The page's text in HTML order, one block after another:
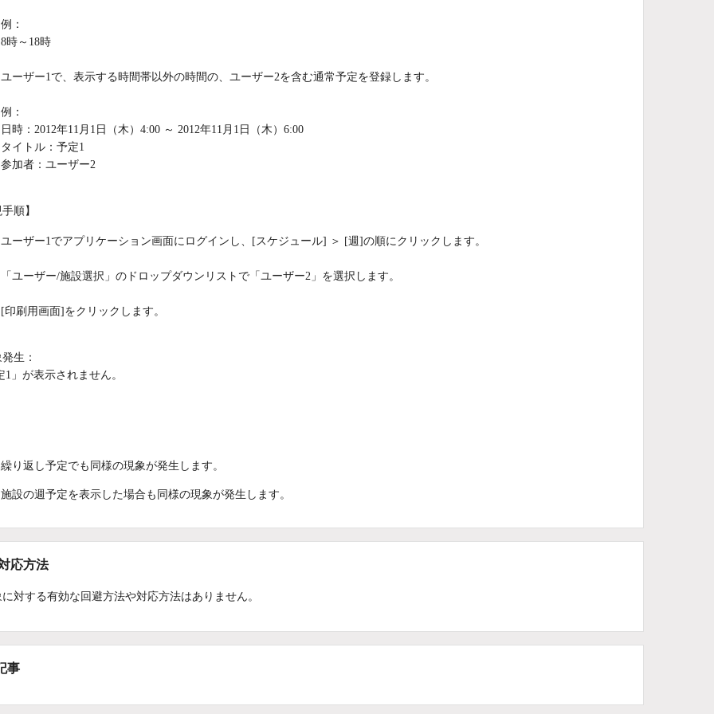
例：
8時～18時
ユーザー1で、表示する時間帯以外の時間の、ユーザー2を含む通常予定を登録します。
例：
日時：2012年11月1日（木）4:00 ～ 2012年11月1日（木）6:00
タイトル：予定1
参加者：ユーザー2
順】
ユーザー1でアプリケーション画面にログインし、[スケジュール] ＞ [週]の順にクリックします。
「ユーザー/施設選択」のドロップダウンリストで「ユーザー2」を選択します。
[印刷用画面]をクリックします。
生：
」が表示されません。
繰り返し予定でも同様の現象が発生します。
施設の週予定を表示した場合も同様の現象が発生します。
応方法
対する有効な回避方法や対応方法はありません。
事